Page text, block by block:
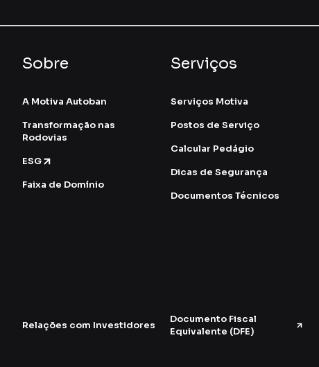
Sobre
A Motiva Autoban
Transformação nas
Rodovias
ESG
Faixa de Domínio
Serviços
Serviços Motiva
Postos de Serviço
Calcular Pedágio
Dicas de Segurança
Documentos Técnicos
Relações com Investidores
Documento Fiscal
Equivalente (DFE)